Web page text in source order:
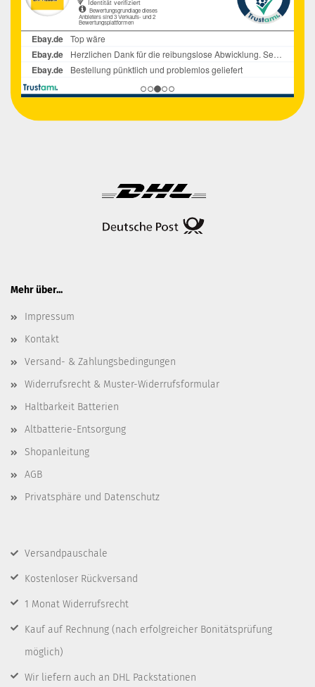
Mehr über...
Impressum
Kontakt
Versand- & Zahlungsbedingungen
Widerrufsrecht & Muster-Widerrufsformular
Haltbarkeit Batterien
Altbatterie-Entsorgung
Shopanleitung
AGB
Privatsphäre und Datenschutz
Versandpauschale
Kostenloser Rückversand
1 Monat Widerrufsrecht
Kauf auf Rechnung (nach erfolgreicher Bonitätsprüfung
möglich)
Wir liefern auch an DHL Packstationen